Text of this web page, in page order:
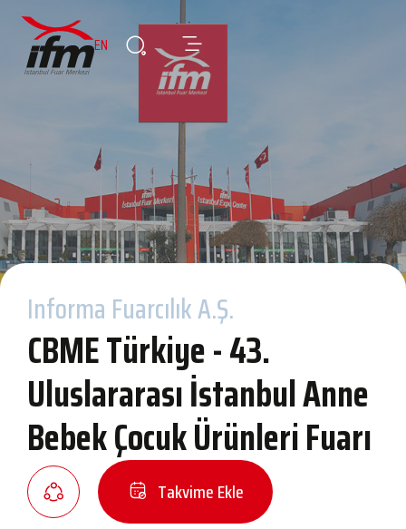
EN
Informa Fuarcılık A.Ş.
CBME Türkiye - 43.
Uluslararası İstanbul Anne
Bebek Çocuk Ürünleri Fuarı
Takvime Ekle